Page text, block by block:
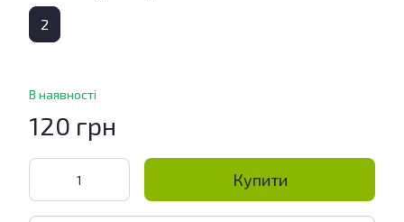
2
В наявності
120 грн
Купити